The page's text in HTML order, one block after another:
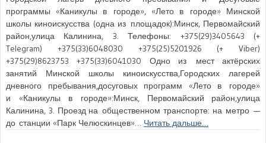
программы «Каникулы в городе», «Лето в городе» Минской
школы киноискусства (одна из площадок):Минск, Первомайский
район,улица Калинина, 3. Телефоны: +375(29)3405643 (+
Telegram) +375(33)6048030 +375(25)5201926 (+ Viber)
+375(29)8623753 +375(33)6041030 Одно из мест актёрских
занятий Минской школы киноискусства,Городских лагерей
дневного пребывания,досуговых программ «Лето в городе»
и «Каникулы в городе»:Минск, Первомайский район,улица
Калинина, 3. Проезд на общественном транспорте: на метро —
до станции «Парк Челюскинцев»… Читать дальше…